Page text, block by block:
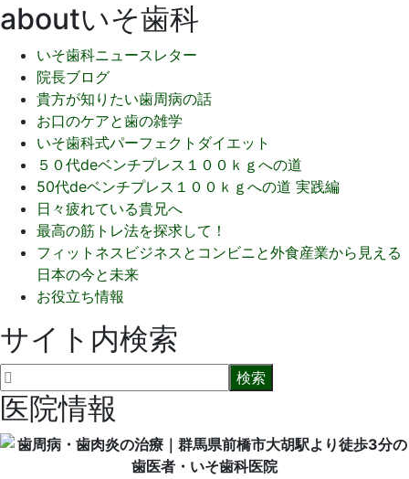
aboutいそ歯科
いそ歯科ニュースレター
院長ブログ
貴方が知りたい歯周病の話
お口のケアと歯の雑学
いそ歯科式パーフェクトダイエット
５０代deベンチプレス１００ｋｇへの道
50代deベンチプレス１００ｋｇへの道 実践編
日々疲れている貴兄へ
最高の筋トレ法を探求して！
フィットネスビジネスとコンビニと外食産業から見える
日本の今と未来
お役立ち情報
サイト内検索
医院情報